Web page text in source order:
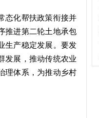
态化帮扶政策衔接并
推进第二轮土地承包
生产稳定发展。要发
发展，推动传统农业
理体系，为推动乡村